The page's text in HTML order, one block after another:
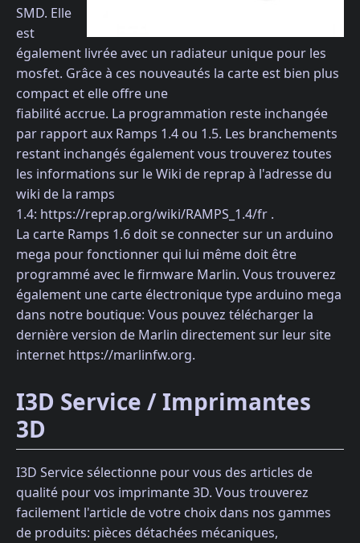
SMD. Elle
est
également livrée avec un radiateur unique pour les
mosfet. Grâce à ces nouveautés la carte est bien plus
compact et elle offre une
fiabilité accrue. La programmation reste inchangée
par rapport aux Ramps 1.4 ou 1.5. Les branchements
restant inchangés également vous trouverez toutes
les informations sur le Wiki de reprap à l'adresse du
wiki de la ramps
1.4: https://reprap.org/wiki/RAMPS_1.4/fr .
La carte Ramps 1.6 doit se connecter sur un arduino
mega pour fonctionner qui lui même doit être
programmé avec le firmware Marlin. Vous trouverez
également une carte électronique type arduino mega
dans notre boutique: Vous pouvez télécharger la
dernière version de Marlin directement sur leur site
internet https://marlinfw.org.
I3D Service / Imprimantes
3D
I3D Service sélectionne pour vous des articles de
qualité pour vos imprimante 3D. Vous trouverez
facilement l'article de votre choix dans nos gammes
de produits: pièces détachées mécaniques,